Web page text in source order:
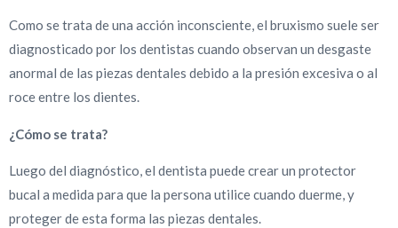
Como se trata de una acción inconsciente, el bruxismo suele ser
diagnosticado por los dentistas cuando observan un desgaste
anormal de las piezas dentales debido a la presión excesiva o al
roce entre los dientes.
¿Cómo se trata?
Luego del diagnóstico, el dentista puede crear un protector
bucal a medida para que la persona utilice cuando duerme, y
proteger de esta forma las piezas dentales.